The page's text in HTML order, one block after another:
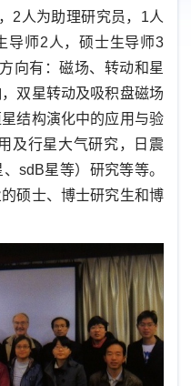
2人为助理研究员，1人
导师2人，硕士生导师3
向有：磁场、转动和星
双星转动及吸积盘磁场
结构演化中的应用与验
及行星大气研究，日震
sdB星等）研究等等。
硕士、博士研究生和博